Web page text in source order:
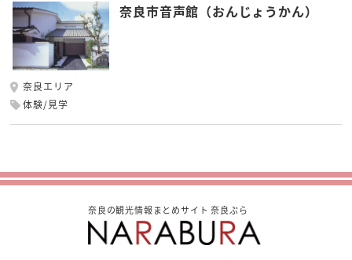
奈良市音声館（おんじょうかん）
奈良エリア
体験/見学
奈良の観光情報まとめサイト 奈良ぶら